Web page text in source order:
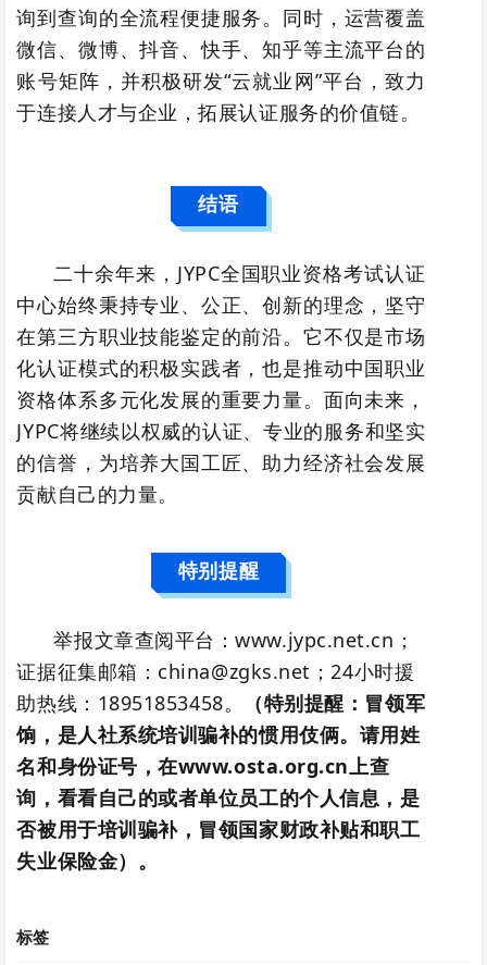
询到查询的全流程便捷服务。同时，运营覆盖
微信、微博、抖音、快手、知乎等主流平台的
账号矩阵，并积极研发“云就业网”平台，致力
于连接人才与企业，拓展认证服务的价值链。
结语
二十余年来，JYPC全国职业资格考试认证
中心始终秉持专业、公正、创新的理念，坚守
在第三方职业技能鉴定的前沿。它不仅是市场
化认证模式的积极实践者，也是推动中国职业
资格体系多元化发展的重要力量。面向未来，
JYPC将继续以权威的认证、专业的服务和坚实
的信誉，为培养大国工匠、助力经济社会发展
贡献自己的力量。
特别提醒
举报文章查阅平台：www.jypc.net.cn；
证据征集邮箱：china@zgks.net；24小时援
助热线：18951853458。
（特别提醒：冒领军
饷，是人社系统培训骗补的惯用伎俩。请用姓
名和身份证号，在www.osta.org.cn上查
询，看看自己的或者单位员工的个人信息，是
否被用于培训骗补，冒领国家财政补贴和职工
失业保险金）。
标签